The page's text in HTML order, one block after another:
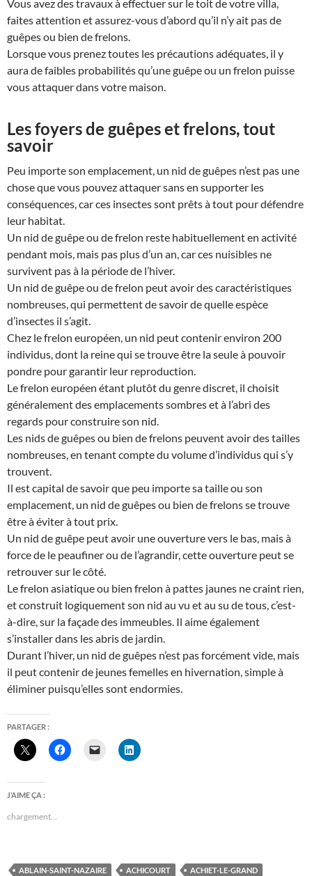
Vous avez des travaux à effectuer sur le toit de votre villa,
faites attention et assurez-vous d’abord qu’il n’y ait pas de
guêpes ou bien de frelons.
Lorsque vous prenez toutes les précautions adéquates, il y
aura de faibles probabilités qu’une guêpe ou un frelon puisse
vous attaquer dans votre maison.
Les foyers de guêpes et frelons, tout
savoir
Peu importe son emplacement, un nid de guêpes n’est pas une
chose que vous pouvez attaquer sans en supporter les
conséquences, car ces insectes sont prêts à tout pour défendre
leur habitat.
Un nid de guêpe ou de frelon reste habituellement en activité
pendant mois, mais pas plus d’un an, car ces nuisibles ne
survivent pas à la période de l’hiver.
Un nid de guêpe ou de frelon peut avoir des caractéristiques
nombreuses, qui permettent de savoir de quelle espèce
d’insectes il s’agit.
Chez le frelon européen, un nid peut contenir environ 200
individus, dont la reine qui se trouve être la seule à pouvoir
pondre pour garantir leur reproduction.
Le frelon européen étant plutôt du genre discret, il choisit
généralement des emplacements sombres et à l’abri des
regards pour construire son nid.
Les nids de guêpes ou bien de frelons peuvent avoir des tailles
nombreuses, en tenant compte du volume d’individus qui s’y
trouvent.
Il est capital de savoir que peu importe sa taille ou son
emplacement, un nid de guêpes ou bien de frelons se trouve
être à éviter à tout prix.
Un nid de guêpe peut avoir une ouverture vers le bas, mais à
force de le peaufiner ou de l’agrandir, cette ouverture peut se
retrouver sur le côté.
Le frelon asiatique ou bien frelon à pattes jaunes ne craint rien,
et construit logiquement son nid au vu et au su de tous, c’est-
à-dire, sur la façade des immeubles. Il aime également
s’installer dans les abris de jardin.
Durant l’hiver, un nid de guêpes n’est pas forcément vide, mais
il peut contenir de jeunes femelles en hivernation, simple à
éliminer puisqu’elles sont endormies.
PARTAGER :
J’AIME ÇA :
chargement…
ABLAIN-SAINT-NAZAIRE ACHICOURT
ACHIET-LE-GRAND